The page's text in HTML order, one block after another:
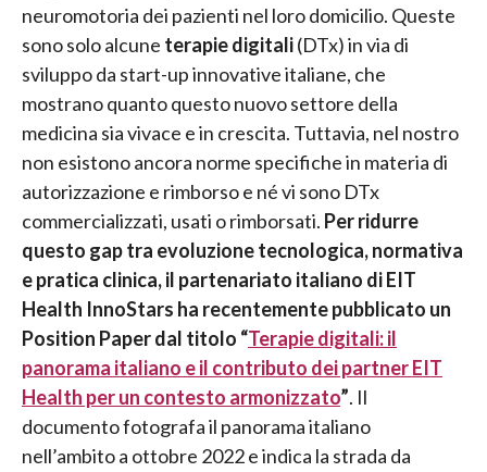
neuromotoria dei pazienti nel loro domicilio. Queste
sono solo alcune terapie digitali(DTx) in via di
sviluppo da start-up innovative italiane, che
mostrano quanto questo nuovo settore della
medicina sia vivace e in crescita. Tuttavia, nel nostro
non esistono ancora norme specifiche in materia di
autorizzazione e rimborso e né vi sono DTx
commercializzati, usati o rimborsati. Per ridurre
questo gap tra evoluzione tecnologica, normativa
e pratica clinica, il partenariato italiano di EIT
Health InnoStars ha recentemente pubblicato un
Position Paper dal titolo “Terapie digitali: il
panorama italiano e il contributo dei partner EIT
Health per un contesto armonizzato”. Il
documento fotografa il panorama italiano
nell’ambito a ottobre 2022 e indica la strada da